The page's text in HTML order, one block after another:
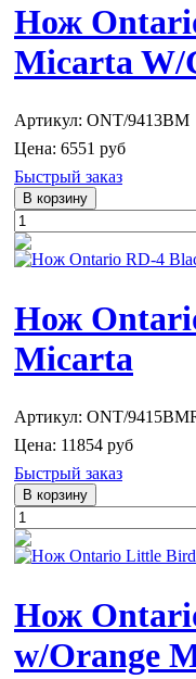
Нож
Micarta W/
Артикул: ONT/9413BM
Цена: 6551 руб
Быстрый заказ
Нож
Micarta
Артикул: ONT/
Цена: 11854 руб
Быстрый заказ
Нож
w/Orange